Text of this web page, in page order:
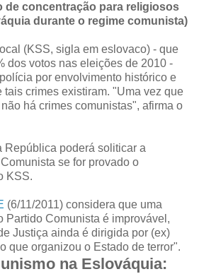
de concentração para religiosos
durante o regime comunista)
(KSS, sigla em eslovaco) - que
dos votos nas eleições de 2010 -
por envolvimento histórico e
tais crimes existiram. "Uma vez que
há crimes comunistas", afirma o
República poderá soliticar a
se for provado o
KSS.
(6/11/2011) considera que uma
Partido Comunista é improvável,
Justiça ainda é dirigida por (ex)
que organizou o Estado de terror".
na Eslováquia: